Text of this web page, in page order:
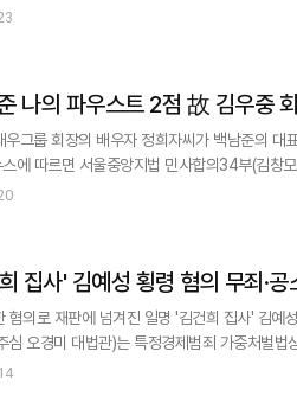
혔다. 이에 대해 법무부는 "민생을 위협하는 3대 악성 범죄(보이스피싱, 금융·가
나의 파우스트 2점 故 김우중
우그룹 회장의 배우자 정희자씨가 백남준의 대
일부 승소로 판결했다. 정씨는 우양미술관이 점유 중인 미술품 188점의 반환을 청구했
집사' 김예성 횡령 혐의 무죄·
혐의로 재판에 넘겨진 일명 '김건희 집사' 김예
심 오경미 대법관)는 특정경제범죄 가중처벌
씨는 지난해 8월 12일 인천국제공항에서 체포된 지 약 11개월 만에 사